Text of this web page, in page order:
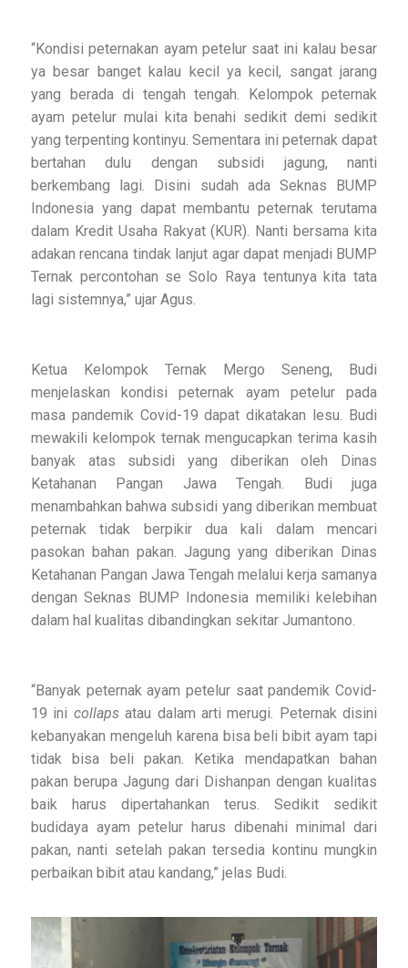
“Kondisi peternakan ayam petelur saat ini kalau besar
ya besar banget kalau kecil ya kecil, sangat jarang
yang berada di tengah tengah. Kelompok peternak
ayam petelur mulai kita benahi sedikit demi sedikit
yang terpenting kontinyu. Sementara ini peternak dapat
bertahan dulu dengan subsidi jagung, nanti
berkembang lagi. Disini sudah ada Seknas BUMP
Indonesia yang dapat membantu peternak terutama
dalam Kredit Usaha Rakyat (KUR). Nanti bersama kita
adakan rencana tindak lanjut agar dapat menjadi BUMP
Ternak percontohan se Solo Raya tentunya kita tata
lagi sistemnya,” ujar Agus.
Ketua Kelompok Ternak Mergo Seneng, Budi
menjelaskan kondisi peternak ayam petelur pada
masa pandemik Covid-19 dapat dikatakan lesu. Budi
mewakili kelompok ternak mengucapkan terima kasih
banyak atas subsidi yang diberikan oleh Dinas
Ketahanan Pangan Jawa Tengah. Budi juga
menambahkan bahwa subsidi yang diberikan membuat
peternak tidak berpikir dua kali dalam mencari
pasokan bahan pakan. Jagung yang diberikan Dinas
Ketahanan Pangan Jawa Tengah melalui kerja samanya
dengan Seknas BUMP Indonesia memiliki kelebihan
dalam hal kualitas dibandingkan sekitar Jumantono.
“Banyak peternak ayam petelur saat pandemik Covid-
19 ini collapsatau dalam arti merugi. Peternak disini
kebanyakan mengeluh karena bisa beli bibit ayam tapi
tidak bisa beli pakan. Ketika mendapatkan bahan
pakan berupa Jagung dari Dishanpan dengan kualitas
baik harus dipertahankan terus. Sedikit sedikit
budidaya ayam petelur harus dibenahi minimal dari
pakan, nanti setelah pakan tersedia kontinu mungkin
perbaikan bibit atau kandang,” jelas Budi.